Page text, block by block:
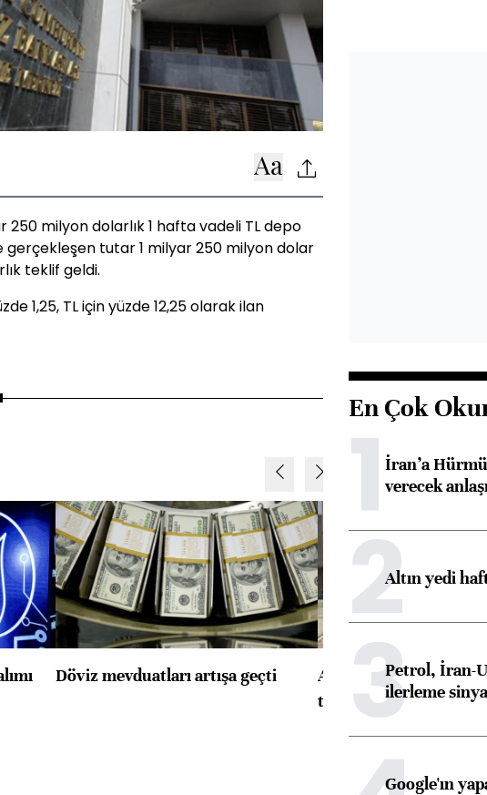
250 milyon dolarlık 1 hafta vadeli TL depo
gerçekleşen tutar 1 milyar 250 milyon dolar
teklif geldi.
1,25, TL için yüzde 12,25 olarak ilan
Döviz mevduatları artışa geçti
ABD'de konut
toparlandı
En Çok
1İran’a
verecek
2Altın yedi
3Petrol, İran-
ilerleme
Google'ın